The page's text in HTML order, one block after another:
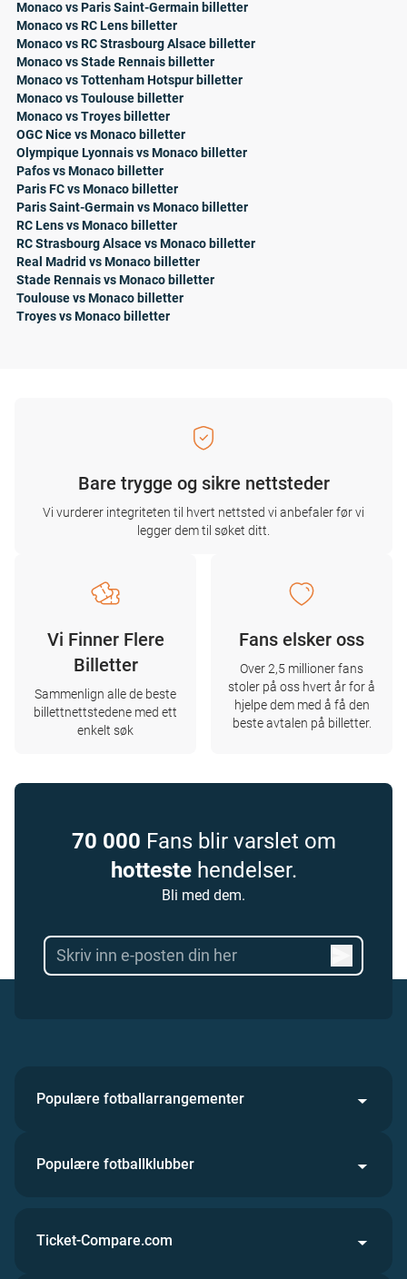
Monaco vs Paris Saint-Germain billetter
Monaco vs RC Lens billetter
Monaco vs RC Strasbourg Alsace billetter
Monaco vs Stade Rennais billetter
Monaco vs Tottenham Hotspur billetter
Monaco vs Toulouse billetter
Monaco vs Troyes billetter
OGC Nice vs Monaco billetter
Olympique Lyonnais vs Monaco billetter
Pafos vs Monaco billetter
Paris FC vs Monaco billetter
Paris Saint-Germain vs Monaco billetter
RC Lens vs Monaco billetter
RC Strasbourg Alsace vs Monaco billetter
Real Madrid vs Monaco billetter
Stade Rennais vs Monaco billetter
Toulouse vs Monaco billetter
Troyes vs Monaco billetter
Bare trygge og sikre nettsteder
Vi vurderer integriteten til hvert nettsted vi anbefaler før vi
legger dem til søket ditt.
Vi Finner Flere
Billetter
Sammenlign alle de beste
billettnettstedene med ett
enkelt søk
Fans elsker oss
Over 2,5 millioner fans
stoler på oss hvert år for å
hjelpe dem med å få den
beste avtalen på billetter.
70 000 Fans blir varslet om
hottestehendelser.
Bli med dem.
Populære fotballarrangementer
Populære fotballklubber
Ticket-Compare.com